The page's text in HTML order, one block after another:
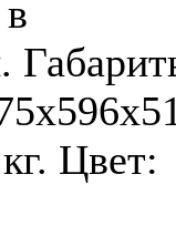
Цвет: